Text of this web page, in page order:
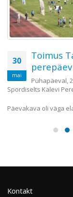
30
mai
Toimus
perepäev
Pühapäeval,
Spordiselts Kalevi
Päevakava oli väga
Kontakt